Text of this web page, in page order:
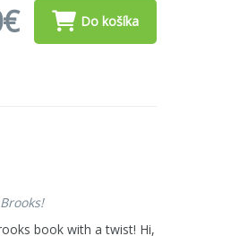
Do košíka
book with a twist! Hi,